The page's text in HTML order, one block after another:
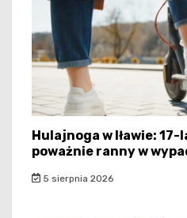
Hulajnoga w Iławie:
poważnie ranny w
5 sierpnia 2026